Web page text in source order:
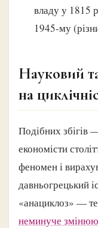
владу у 1815
1945-му
Науковий
на
Подібних збігів
економісти
феномен і
давньогрецький
«анациклоз» —
неминуче